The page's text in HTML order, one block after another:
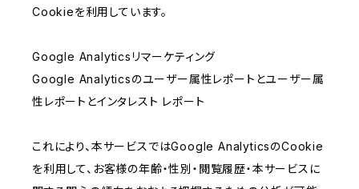
Cookieを利用しています。
Google Analyticsリマーケティング
Google Analyticsのユーザー属性レポートとユーザー属
性レポートとインタレスト レポート
これにより、本サービスではGoogle AnalyticsのCookie
を利用して、お客様の年齢・性別・閲覧履歴・本サービスに